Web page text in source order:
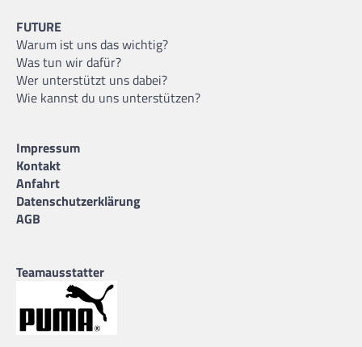
FUTURE
Warum ist uns das wichtig?
Was tun wir dafür?
Wer unterstützt uns dabei?
Wie kannst du uns unterstützen?
Impressum
Kontakt
Anfahrt
Datenschutzerklärung
AGB
Teamausstatter